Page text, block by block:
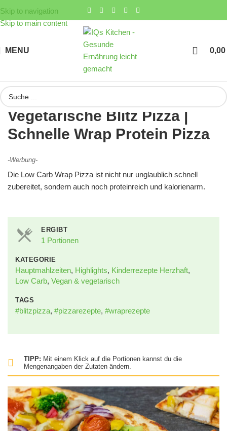
Skip to navigation
Skip to main content
MENU 0,00
Vegetarische Blitz Pizza |
Schnelle Wrap Protein Pizza
-Werbung-
Die Low Carb Wrap Pizza ist nicht nur unglaublich schnell
zubereitet, sondern auch noch proteinreich und kalorienarm.
ERGIBT
1 Portionen
KATEGORIE
Hauptmahlzeiten, Highlights, Kinderrezepte Herzhaft,
Low Carb, Vegan & vegetarisch
TAGS
#blitzpizza, #pizzarezepte, #wraprezepte
TIPP: Mit einem Klick auf die Portionen kannst du die
Mengenangaben der Zutaten ändern.